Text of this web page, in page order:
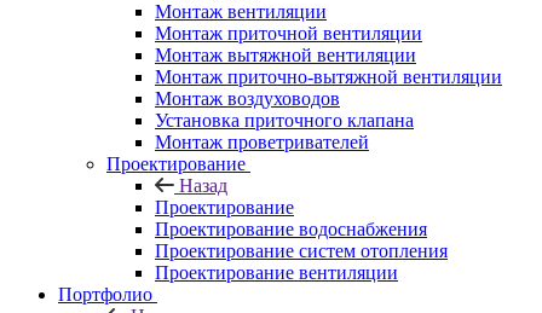
Монтаж вентиляции
Монтаж приточной вентиляции
Монтаж вытяжной вентиляции
Монтаж приточно-вытяжной вентиляции
Монтаж воздуховодов
Установка приточного клапана
Монтаж проветривателей
Проектирование
Назад
Проектирование
Проектирование водоснабжения
Проектирование систем отопления
Проектирование вентиляции
Портфолио